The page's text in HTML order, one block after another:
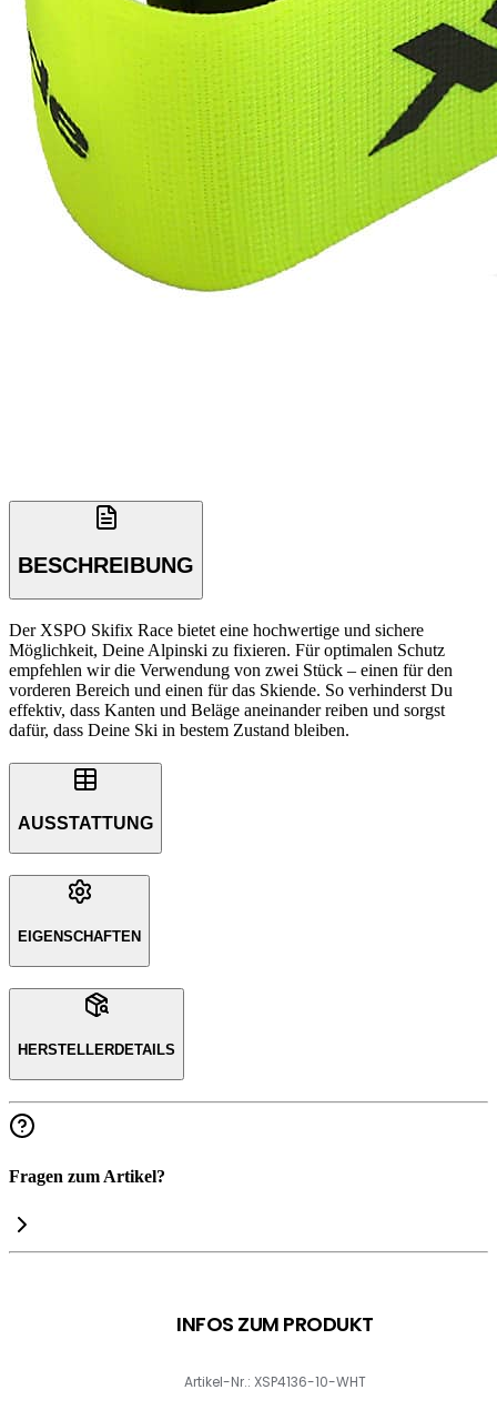
BESCHREIBUNG
Der XSPO Skifix Race bietet eine hochwertige und sichere
Möglichkeit, Deine Alpinski zu fixieren. Für optimalen Schutz
empfehlen wir die Verwendung von zwei Stück – einen für den
vorderen Bereich und einen für das Skiende. So verhinderst Du
effektiv, dass Kanten und Beläge aneinander reiben und sorgst
dafür, dass Deine Ski in bestem Zustand bleiben.
AUSSTATTUNG
EIGENSCHAFTEN
HERSTELLERDETAILS
Fragen zum Artikel?
INFOS ZUM PRODUKT
Artikel-Nr.: XSP4136-10-WHT